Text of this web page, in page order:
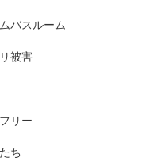
バスルーム
被害
リー
ち